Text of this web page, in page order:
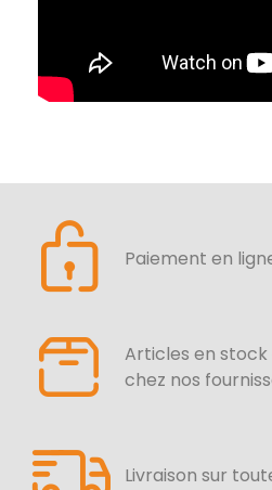
Paiement en
Articles en
chez nos
Livraison sur